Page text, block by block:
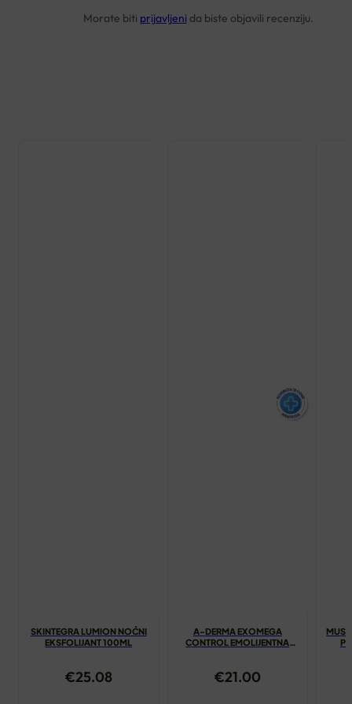
Morate biti prijavljeni da biste objavili recenziju.
SKINTEGRA LUMION NOĆNI
EKSFOLIJANT 100ML
€25.08
A-DERMA EXOMEGA
CONTROL EMOLIJENTNA
€21.00